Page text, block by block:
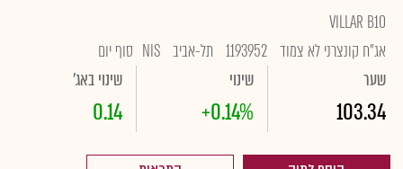
VILLAR B10
אג"ח קונצרני לא צמוד 1193952 תל-אביב NIS סוף יום
שער
103.34
שינוי
+0.14%
שינוי באג'
0.14